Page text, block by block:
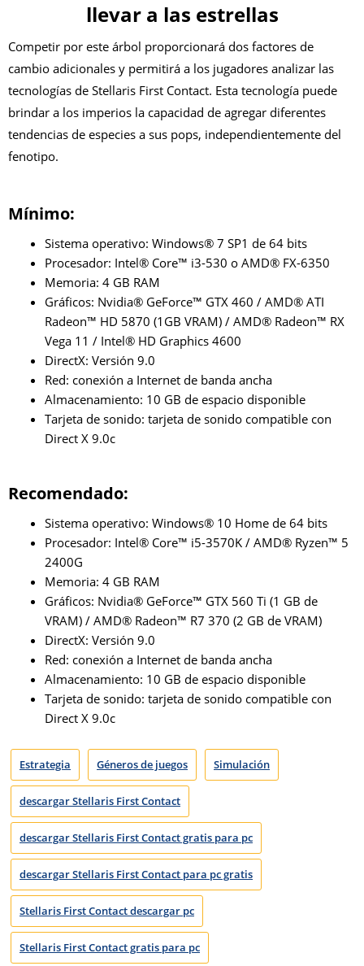
llevar a las estrellas
Competir por este árbol proporcionará dos factores de
cambio adicionales y permitirá a los jugadores analizar las
tecnologías de Stellaris First Contact. Esta tecnología puede
brindar a los imperios la capacidad de agregar diferentes
tendencias de especies a sus pops, independientemente del
fenotipo.
Mínimo:
Sistema operativo: Windows® 7 SP1 de 64 bits
Procesador: Intel® Core™ i3-530 o AMD® FX-6350
Memoria: 4 GB RAM
Gráficos: Nvidia® GeForce™ GTX 460 / AMD® ATI
Radeon™ HD 5870 (1GB VRAM) / AMD® Radeon™ RX
Vega 11 / Intel® HD Graphics 4600
DirectX: Versión 9.0
Red: conexión a Internet de banda ancha
Almacenamiento: 10 GB de espacio disponible
Tarjeta de sonido: tarjeta de sonido compatible con
Direct X 9.0c
Recomendado:
Sistema operativo: Windows® 10 Home de 64 bits
Procesador: Intel® Core™ i5-3570K / AMD® Ryzen™ 5
2400G
Memoria: 4 GB RAM
Gráficos: Nvidia® GeForce™ GTX 560 Ti (1 GB de
VRAM) / AMD® Radeon™ R7 370 (2 GB de VRAM)
DirectX: Versión 9.0
Red: conexión a Internet de banda ancha
Almacenamiento: 10 GB de espacio disponible
Tarjeta de sonido: tarjeta de sonido compatible con
Direct X 9.0c
Estrategia Géneros de juegos Simulación
descargar Stellaris First Contact
descargar Stellaris First Contact gratis para pc
descargar Stellaris First Contact para pc gratis
Stellaris First Contact descargar pc
Stellaris First Contact gratis para pc